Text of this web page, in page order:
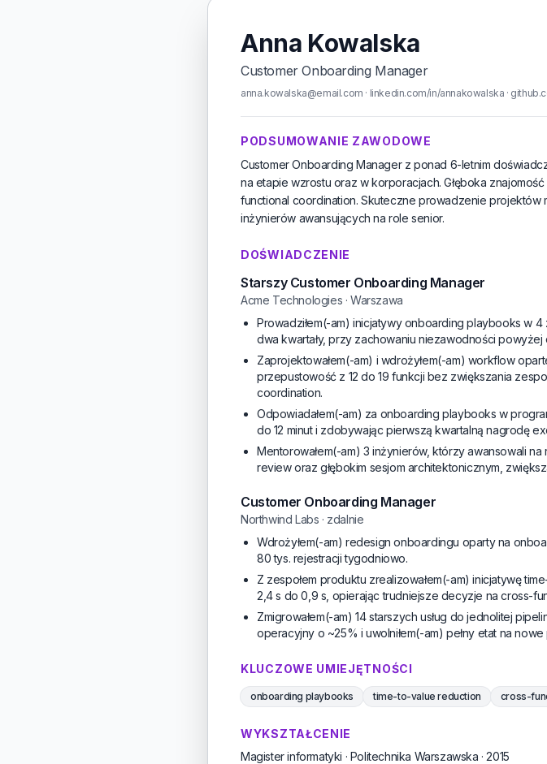
Anna Kowalska
Customer Onboarding Manager
anna.kowalska@email.com · linkedin.com/in/annakowalska ·
PODSUMOWANIE ZAWODOWE
Customer Onboarding Manager z ponad 6-letnim
na etapie wzrostu oraz w korporacjach. Głęboka
functional coordination. Skuteczne prowadzenie
inżynierów awansujących na role senior.
DOŚWIADCZENIE
Starszy Customer Onboarding Manager
Acme Technologies · Warszawa
Prowadziłem(-am) inicjatywy onboarding playbooks w
dwa kwartały, przy zachowaniu niezawodności powyżej
Zaprojektowałem(-am) i wdrożyłem(-am) workflow
przepustowość z 12 do 19 funkcji bez zwiększania
coordination.
Odpowiadałem(-am) za onboarding playbooks w
do 12 minut i zdobywając pierwszą kwartalną nagrodę
Mentorowałem(-am) 3 inżynierów, którzy awansowali
review oraz głębokim sesjom architektonicznym,
Customer Onboarding Manager
Northwind Labs · zdalnie
Wdrożyłem(-am) redesign onboardingu oparty na
80 tys. rejestracji tygodniowo.
Z zespołem produktu zrealizowałem(-am) inicjatywę
2,4 s do 0,9 s, opierając trudniejsze decyzje na cross-
Zmigrowałem(-am) 14 starszych usług do jednolitej
operacyjny o ~25% i uwolniłem(-am) pełny etat na
KLUCZOWE UMIEJĘTNOŚCI
onboarding playbooks time-to-value reduction cross-
WYKSZTAŁCENIE
Magister informatyki · Politechnika Warszawska · 2015